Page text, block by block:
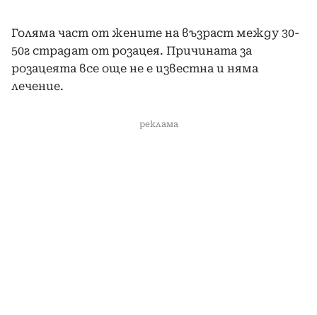
Голяма част от жените на възраст между 30-
50г страдат от розацея. Причината за
розацеята все още не е известна и няма
лечение.
реклама